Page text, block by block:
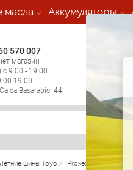
масла Аккумуляторы
570 007
магазин
с 9:00 - 19:00
19:00
Basarabiei 44
Летние шины Toyo / Proxes T1 Sport SUV